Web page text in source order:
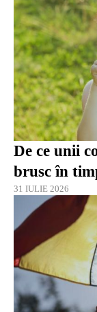
De ce unii
brusc în
31 IULIE 2026